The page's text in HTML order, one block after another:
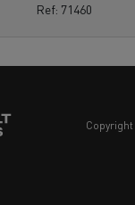
Ref: 71460